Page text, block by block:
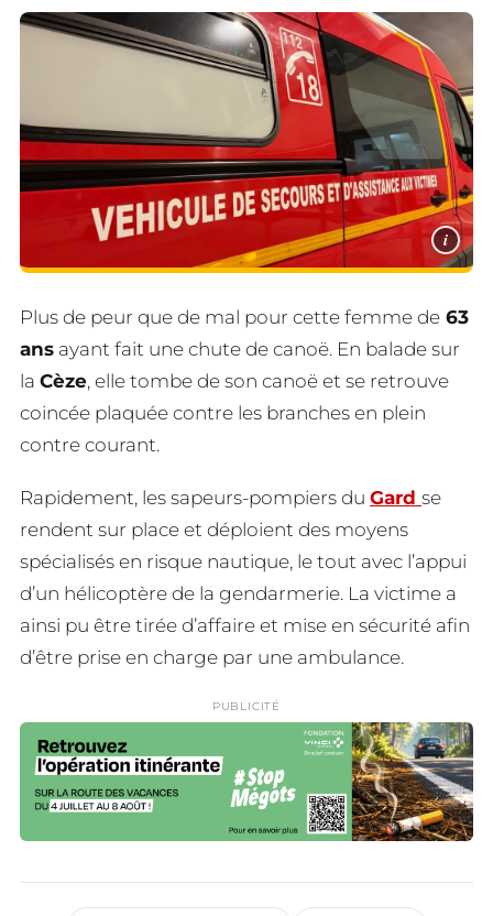
i
Plus de peur que de mal pour cette femme de 63
ans ayant fait une chute de canoë. En balade sur
la Cèze, elle tombe de son canoë et se retrouve
coincée plaquée contre les branches en plein
contre courant.
Rapidement, les sapeurs-pompiers du Gard se
rendent sur place et déploient des moyens
spécialisés en risque nautique, le tout avec l’appui
d’un hélicoptère de la gendarmerie. La victime a
ainsi pu être tirée d’affaire et mise en sécurité afin
d’être prise en charge par une ambulance.
PUBLICITÉ